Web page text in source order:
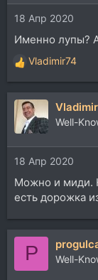
18 Апр 2020
Именно лупы?
Р
е
а
к
ц
и
и
:
Vladimir74
Well-
18 Апр 2020
Можно и миди.
есть дорожка
P Well-